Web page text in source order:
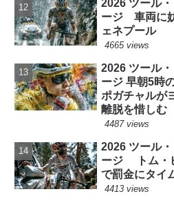
2026 ツール
ージ 車両に
ェネプール
4665 views
2026 ツール
ージ 早朝5時
ポガチャルが
離脱を惜しむ
4487 views
2026 ツール
ージ トム・
で罰金にタイ
4413 views